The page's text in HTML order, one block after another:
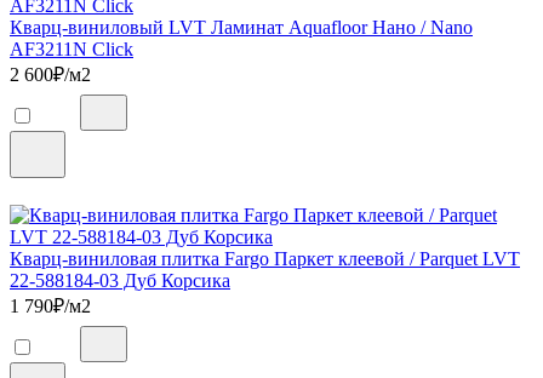
Кварц-виниловый LVT Ламинат Aquafloor Нано / Nano
AF3211N Click
2 600₽/м2
Кварц-виниловая плитка Fargo Паркет клеевой / Parquet LVT
22-588184-03 Дуб Корсика
1 790₽/м2